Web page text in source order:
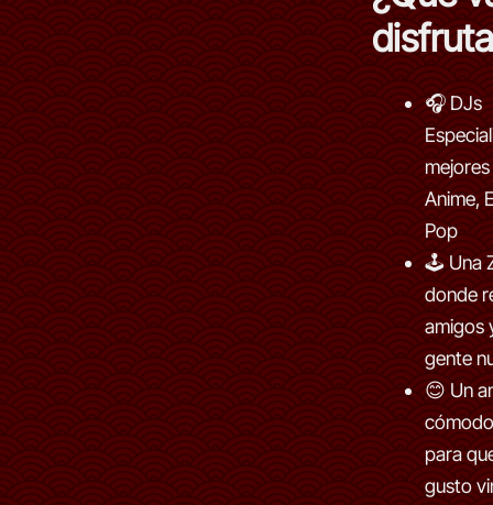
🎧 DJs
Anime,
Pop
🕹 Una
donde
amigos
gente
😊 Un
para
gusto